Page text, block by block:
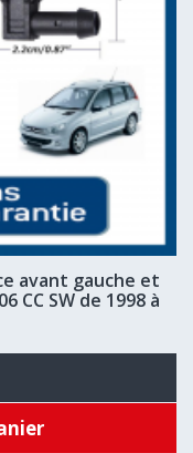
avant gauche et
CC SW de 1998 à